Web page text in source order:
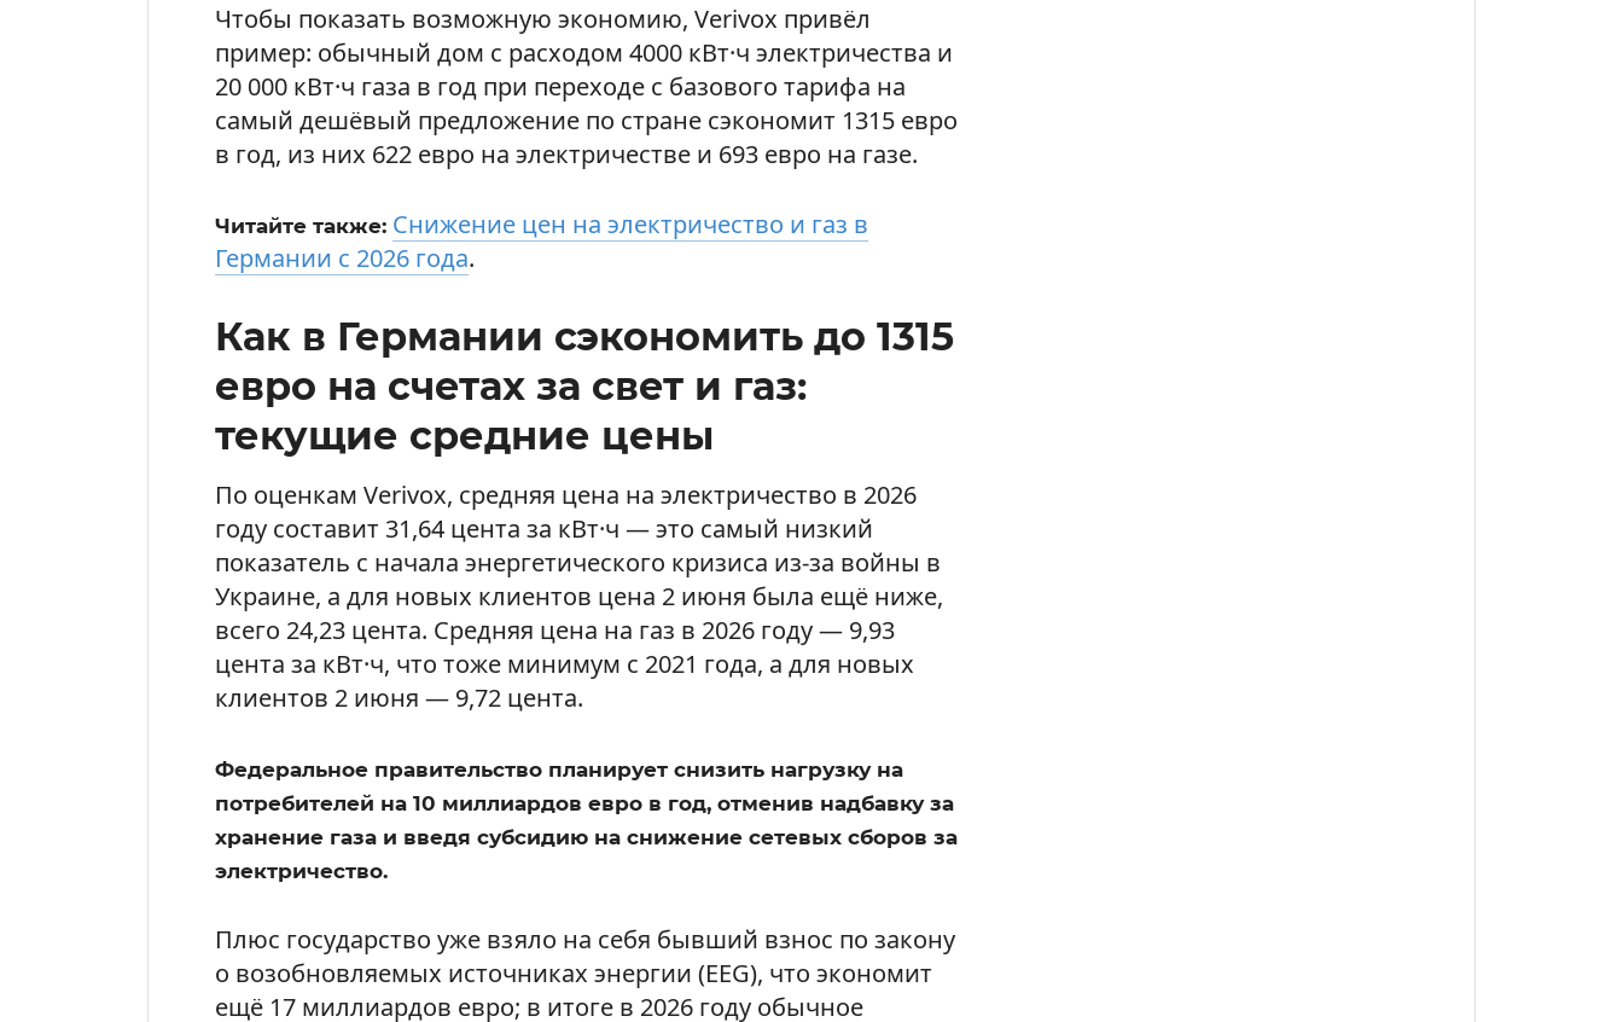
Чтобы показать возможную экономию, Verivox привёл
пример: обычный дом с расходом 4000 кВт·ч электричества и
20 000 кВт·ч газа в год при переходе с базового тарифа на
самый дешёвый предложение по стране сэкономит 1315 евро
в год, из них 622 евро на электричестве и 693 евро на газе.
Читайте также: Снижение цен на электричество и газ в
Германии с 2026 года.
Как в Германии сэкономить до 1315
евро на счетах за свет и газ:
текущие средние цены
По оценкам Verivox, средняя цена на электричество в 2026
году составит 31,64 цента за кВт·ч — это самый низкий
показатель с начала энергетического кризиса из‑за войны в
Украине, а для новых клиентов цена 2 июня была ещё ниже,
всего 24,23 цента. Средняя цена на газ в 2026 году — 9,93
цента за кВт·ч, что тоже минимум с 2021 года, а для новых
клиентов 2 июня — 9,72 цента.
Федеральное правительство планирует снизить нагрузку на
потребителей на 10 миллиардов евро в год, отменив надбавку за
хранение газа и введя субсидию на снижение сетевых сборов за
электричество.
Плюс государство уже взяло на себя бывший взнос по закону
о возобновляемых источниках энергии (EEG), что экономит
ещё 17 миллиардов евро; в итоге в 2026 году обычное